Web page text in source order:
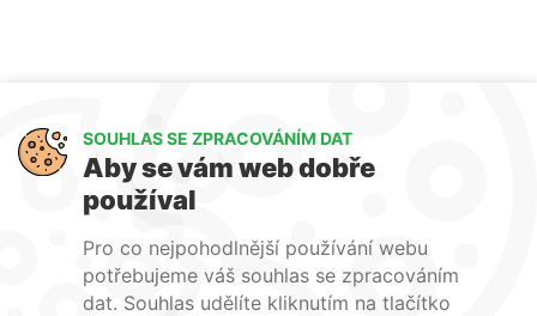
Multifunkční pohárek, 200
ks
bez DPH 854,00 Kč
info v obchodě
SOUHLAS SE ZPRACOVÁNÍM DAT
Aby se vám web dobře
používal
Pro co nejpohodlnější používání webu
potřebujeme váš souhlas se zpracováním
dat. Souhlas udělíte kliknutím na tlačítko